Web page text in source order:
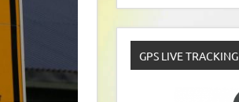
GPS LIVE TRACKING